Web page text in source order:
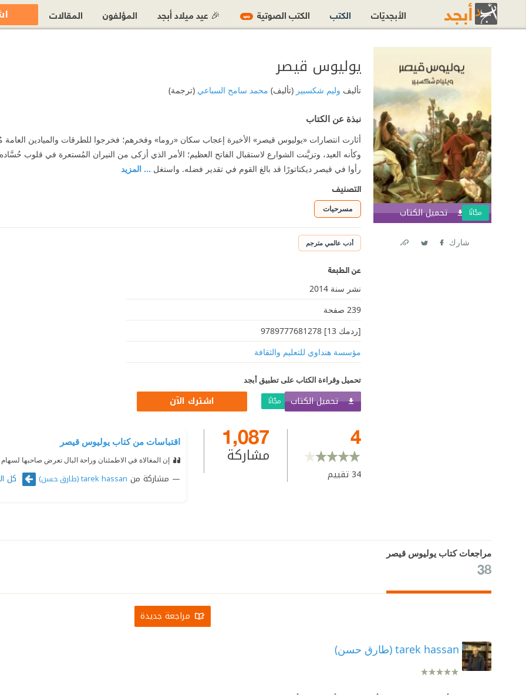
تحميل الكتاب مجّانًا
شارك
يوليوس قيصر
تأليف وليم شكسبير(تأليف) محمد سامح السباعي(ترجمة)
نبذة عن الكتاب
أثارت انتصارات «يوليوس قيصر» الأخيرة إعجاب سكان «روما» وفخرهم؛ فخرجوا للطرقات والميادين العامة
وكأنه العيد، وتزيَّنت الشوارع لاستقبال الفاتح العظيم؛ الأمر الذي أزكى من النيران المُستعرة في قلوب
رأوا في قيصر ديكتاتورًا قد بالغ القوم في تقدير فضله. واستغل ... المزيد
التصنيف
مسرحيات
أدب عالمي مترجم
عن الطبعة
نشر سنة 2014
239 صفحة
[ردمك 13] 9789777681278
مؤسسة هنداوي للتعليم والثقافة
تحميل وقراءة الكتاب على تطبيق أبجد
تحميل الكتاب مجّانًا اشترك الآن
4
34تقييم
1,087
مشاركة
اقتباسات من كتاب يوليوس قيصر
إن المغالاة في الاطمئنان وراحة البال تعرض صاحبها لسهام
مشاركة من tarek hassan (طارق حسن) كل
مراجعات كتاب يوليوس قيصر
38
مراجعة جديدة
tarek hassan (طارق حسن)
الأبجديّات الكتب الكتب الصوتية جديد 🎉 عيد ميلاد أبجد المؤلفون المقالات